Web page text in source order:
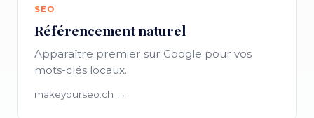
SEO
Référencement naturel
Apparaître premier sur Google pour vos
mots-clés locaux.
makeyourseo.ch →